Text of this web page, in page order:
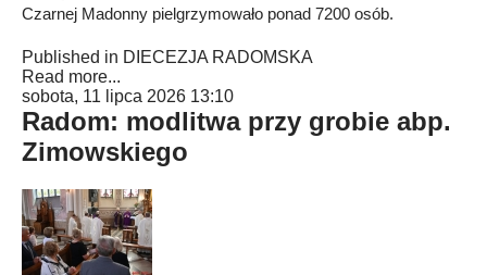
Czarnej Madonny pielgrzymowało ponad 7200 osób.
Published in DIECEZJA RADOMSKA
Read more...
sobota, 11 lipca 2026 13:10
Radom: modlitwa przy grobie abp.
Zimowskiego